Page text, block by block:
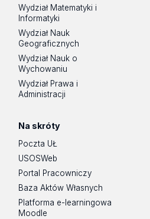
Wydział Matematyki i
Informatyki
Wydział Nauk
Geograficznych
Wydział Nauk o
Wychowaniu
Wydział Prawa i
Administracji
Na skróty
Poczta UŁ
USOSWeb
Portal Pracowniczy
Baza Aktów Własnych
Platforma e-learningowa
Moodle